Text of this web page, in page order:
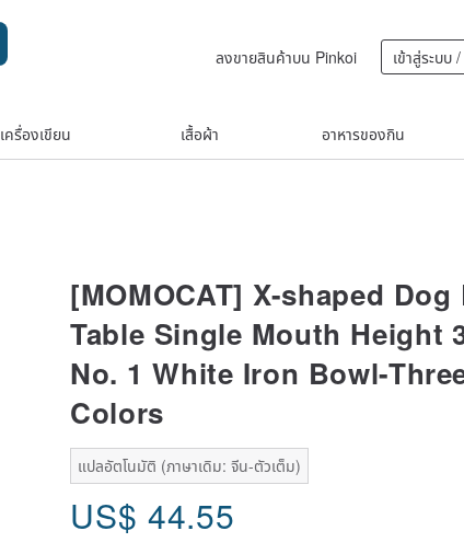
ลงขายสินค้าบน Pinkoi เข้าสู่ระบบ
เครื่องเขียน เสื้อผ้า อาหารของกิน
[MOMOCAT] X-shaped Dog
Table Single Mouth Height
No. 1 White Iron Bowl-
Colors
แปลอัตโนมัติ (ภาษาเดิม: จีน-ตัวเต็ม)
US$ 44.55